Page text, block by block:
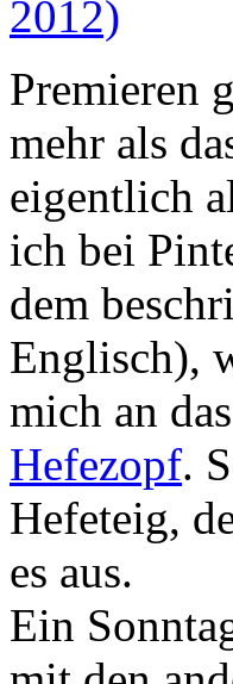
Premieren
mehr als
eigentlich
ich bei
dem
Englisch),
mich an
Hefezopf.
Hefeteig,
es aus.
Ein